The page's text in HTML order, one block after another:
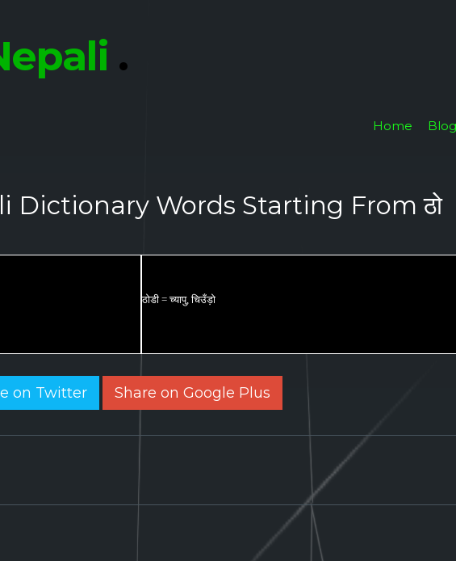
.
Home Blog
Dictionary Words Starting From ठो
ठोडी = च्यापु, चिउँड़ो
on Twitter Share on Google Plus